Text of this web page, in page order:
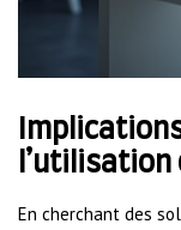
En cherchant des